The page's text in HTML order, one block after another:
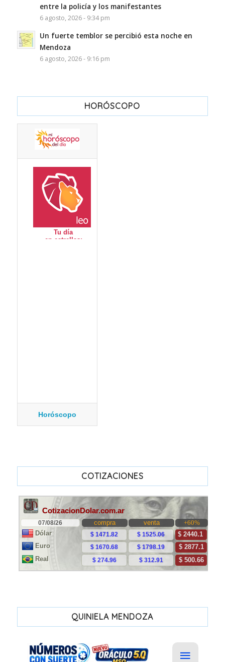
entre la policía y los manifestantes
6 agosto, 2026 - 9:34 pm
Un fuerte temblor se percibió esta noche en
Mendoza
6 agosto, 2026 - 9:16 pm
HORÓSCOPO
Horóscopo
COTIZACIONES
QUINIELA MENDOZA